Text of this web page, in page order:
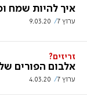
איך להיות שמח
ערוץ 7 9.03.20
זריזים?
אלבום הפורים
ערוץ 7 4.03.20